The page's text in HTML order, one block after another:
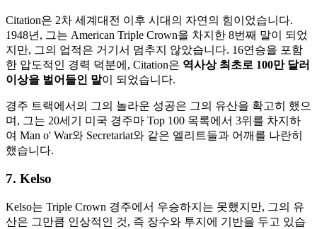
Citation은 2차 세계대전 이후 시대의 자연의 힘이었습니다.
1948년, 그는 American Triple Crown을 차지한 8번째 말이 되었
지만, 그의 업적은 거기서 멈추지 않았습니다. 16연승을 포함
한 압도적인 경력 덕분에, Citation은 역사상 최초로 100만 달러
이상을 벌어들인 말이 되었습니다.
경주 트랙에서의 그의 놀라운 성공은 그의 유산을 확고히 했으
며, 그는 20세기 미국 경주마 Top 100 목록에서 3위를 차지하
여 Man o' War와 Secretariat와 같은 엘리트들과 어깨를 나란히
했습니다.
7. Kelso
Kelso는 Triple Crown 경주에서 우승하지는 못했지만, 그의 유
산은 그만큼 인상적인 것, 즉 장수와 투지에 기반을 두고 있습